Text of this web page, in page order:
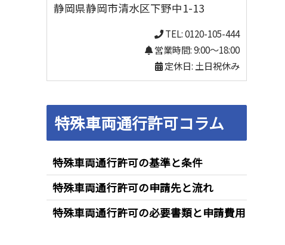
静岡県静岡市清水区下野中1-13
TEL: 0120-105-444
営業時間: 9:00～18:00
定休日: 土日祝休み
特殊車両通行許可コラム
特殊車両通行許可の基準と条件
特殊車両通行許可の申請先と流れ
特殊車両通行許可の必要書類と申請費用